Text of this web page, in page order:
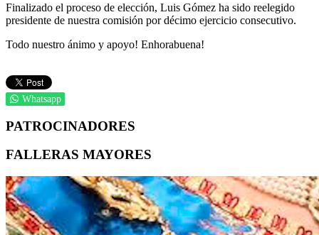
Finalizado el proceso de elección, Luis Gómez ha sido reelegido
presidente de nuestra comisión por décimo ejercicio consecutivo.
Todo nuestro ánimo y apoyo! Enhorabuena!
Whatsapp
PATROCINADORES
FALLERAS MAYORES